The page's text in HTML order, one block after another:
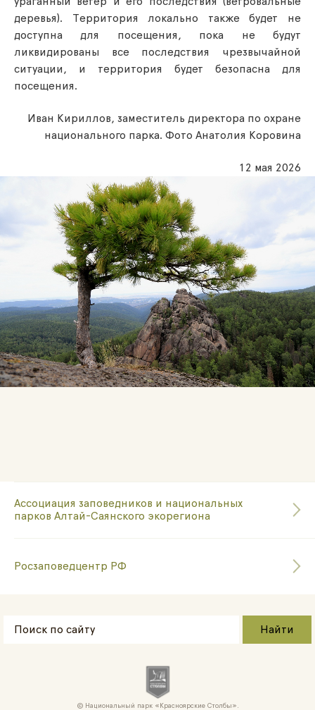
деревья). Территория локально также будет не
доступна для посещения, пока не будут
ликвидированы все последствия чрезвычайной
ситуации, и территория будет безопасна для
посещения.
Иван Кириллов, заместитель директора по охране
национального парка. Фото Анатолия Коровина
12 мая 2026
Ассоциация заповедников и национальных
парков Алтай-Саянского экорегиона
Росзаповедцентр РФ
Национальный парк «Красноярские Cтолбы».